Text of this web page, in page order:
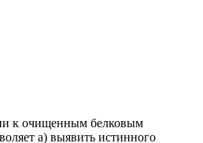
к очищенным белковым
а) выявить истинного